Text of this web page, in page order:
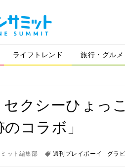
ライフトレンド 旅行・グルメ
セクシーひょっ
コラボ」
ット編集部 週刊プレイボーイ グラ